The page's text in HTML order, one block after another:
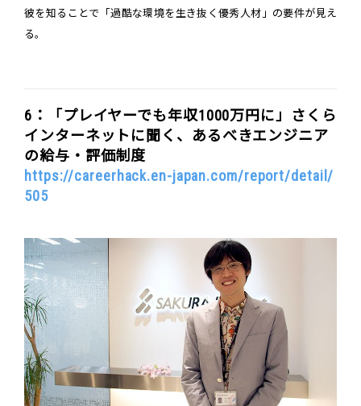
彼を知ることで「過酷な環境を生き抜く優秀人材」の要件が見え
る。
6：「プレイヤーでも年収1000万円に」さくら
インターネットに聞く、あるべきエンジニア
の給与・評価制度
https://careerhack.en-japan.com/report/detail/
505